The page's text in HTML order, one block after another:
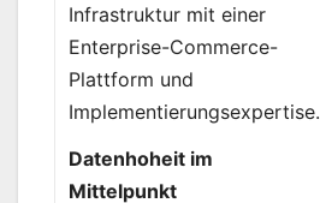
Infrastruktur mit einer
Enterprise-Commerce-
Plattform und
Implementierungsexpertise.
Datenhoheit im
Mittelpunkt